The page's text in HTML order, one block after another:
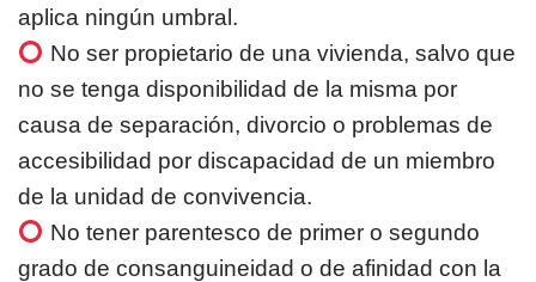
aplica ningún umbral.
No ser propietario de una vivienda, salvo que
no se tenga disponibilidad de la misma por
causa de separación, divorcio o problemas de
accesibilidad por discapacidad de un miembro
de la unidad de convivencia.
No tener parentesco de primer o segundo
grado de consanguineidad o de afinidad con la